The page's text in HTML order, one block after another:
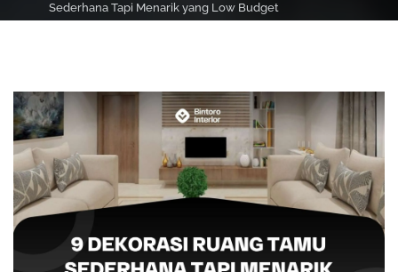
Sederhana Tapi Menarik yang Low Budget